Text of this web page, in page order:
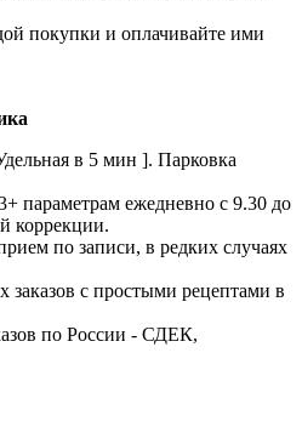
покупки и оплачивайте ими
в 5 мин ]. Парковка
параметрам ежедневно с 9.30 до
коррекции.
по записи, в редких случаях
заказов с простыми рецептами в
по России - СДЕК,